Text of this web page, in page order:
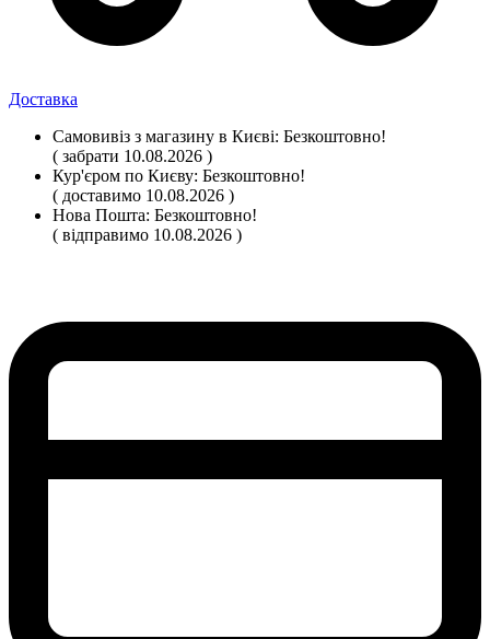
Доставка
Самовивіз з магазину в Києві: Безкоштовно!
( забрати 10.08.2026 )
Кур'єром по Києву: Безкоштовно!
( доставимо 10.08.2026 )
Нова Пошта: Безкоштовно!
( відправимо 10.08.2026 )